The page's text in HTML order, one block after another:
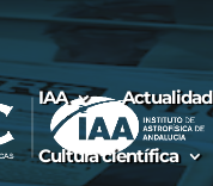
IAA Actualidad
Cultura científica